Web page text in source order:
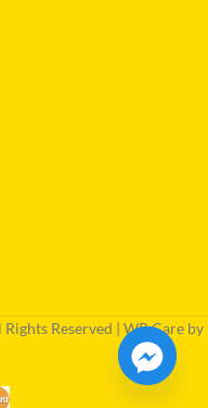
Reserved | WP Care by